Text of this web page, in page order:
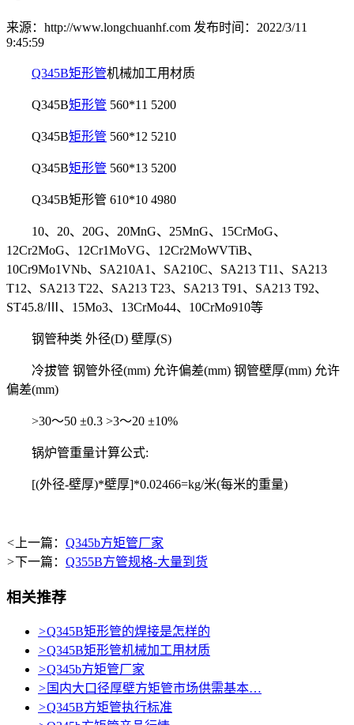
来源：http://www.longchuanhf.com 发布时间：2022/3/11
9:45:59
Q345B矩形管机械加工用材质
Q345B矩形管 560*11 5200
Q345B矩形管 560*12 5210
Q345B矩形管 560*13 5200
Q345B矩形管 610*10 4980
10、20、20G、20MnG、25MnG、15CrMoG、
12Cr2MoG、12Cr1MoVG、12Cr2MoWVTiB、
10Cr9Mo1VNb、SA210A1、SA210C、SA213 T11、SA213
T12、SA213 T22、SA213 T23、SA213 T91、SA213 T92、
ST45.8/Ⅲ、15Mo3、13CrMo44、10CrMo910等
钢管种类 外径(D) 壁厚(S)
冷拔管 钢管外径(mm) 允许偏差(mm) 钢管壁厚(mm) 允许
偏差(mm)
>30～50 ±0.3 >3～20 ±10%
锅炉管重量计算公式:
[(外径-壁厚)*壁厚]*0.02466=kg/米(每米的重量)
< 上一篇： Q345b方矩管厂家
>下一篇： Q355B方管规格-大量到货
相关推荐
>Q345B矩形管的焊接是怎样的
>Q345B矩形管机械加工用材质
>Q345b方矩管厂家
> 国内大口径厚壁方矩管市场供需基本…
>Q345B方矩管执行标准